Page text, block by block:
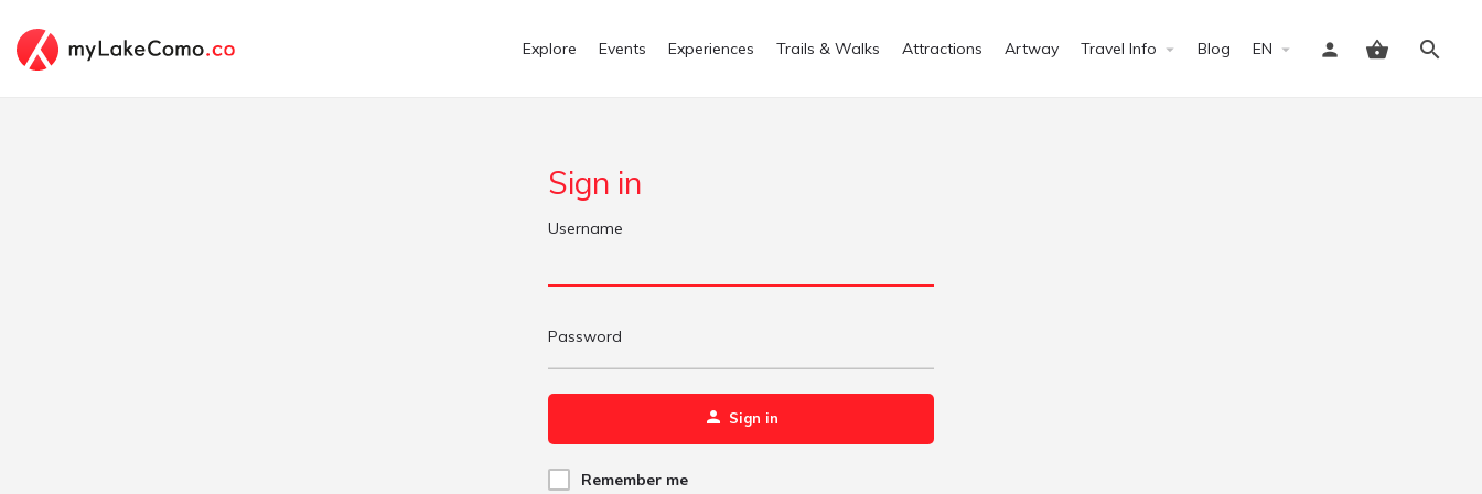
Explore Events Experiences Trails & Walks Attractions Artway Travel Info Blog EN
Sign in
Sign in
Username
Password
Sign in
Remember me